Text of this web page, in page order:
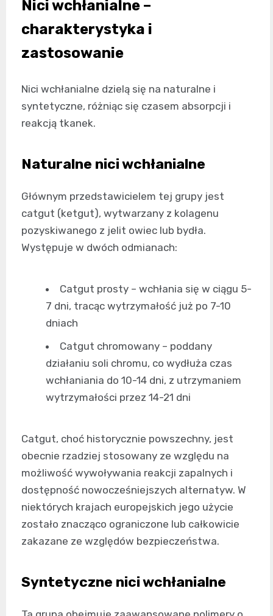
Nici wchłanialne –
charakterystyka i
zastosowanie
Nici wchłanialne dzielą się na naturalne i
syntetyczne, różniąc się czasem absorpcji i
reakcją tkanek.
Naturalne nici wchłanialne
Głównym przedstawicielem tej grupy jest
catgut (ketgut), wytwarzany z kolagenu
pozyskiwanego z jelit owiec lub bydła.
Występuje w dwóch odmianach:
Catgut prosty – wchłania się w ciągu 5-
7 dni, tracąc wytrzymałość już po 7-10
dniach
Catgut chromowany – poddany
działaniu soli chromu, co wydłuża czas
wchłaniania do 10-14 dni, z utrzymaniem
wytrzymałości przez 14-21 dni
Catgut, choć historycznie powszechny, jest
obecnie rzadziej stosowany ze względu na
możliwość wywoływania reakcji zapalnych i
dostępność nowocześniejszych alternatyw. W
niektórych krajach europejskich jego użycie
zostało znacząco ograniczone lub całkowicie
zakazane ze względów bezpieczeństwa.
Syntetyczne nici wchłanialne